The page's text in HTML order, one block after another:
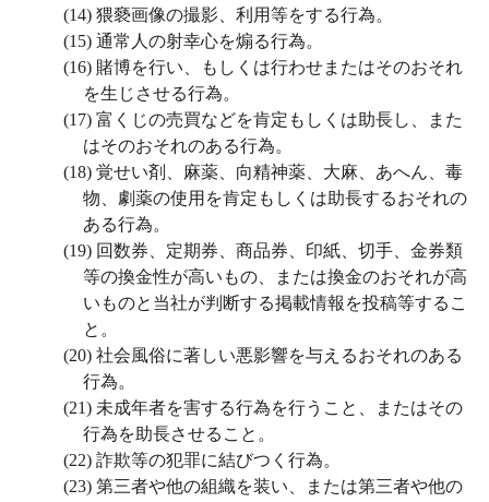
(14) 猥褻画像の撮影、利用等をする行為。
(15) 通常人の射幸心を煽る行為。
(16) 賭博を行い、もしくは行わせまたはそのおそれ
を生じさせる行為。
(17) 富くじの売買などを肯定もしくは助長し、また
はそのおそれのある行為。
(18) 覚せい剤、麻薬、向精神薬、大麻、あへん、毒
物、劇薬の使用を肯定もしくは助長するおそれの
ある行為。
(19) 回数券、定期券、商品券、印紙、切手、金券類
等の換金性が高いもの、または換金のおそれが高
いものと当社が判断する掲載情報を投稿等するこ
と。
(20) 社会風俗に著しい悪影響を与えるおそれのある
行為。
(21) 未成年者を害する行為を行うこと、またはその
行為を助長させること。
(22) 詐欺等の犯罪に結びつく行為。
(23) 第三者や他の組織を装い、または第三者や他の